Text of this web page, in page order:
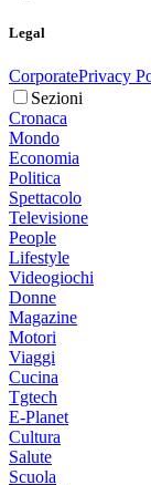
Legal
CorporatePrivacy
Sezioni
Cronaca
Mondo
Economia
Politica
Spettacolo
Televisione
People
Lifestyle
Videogiochi
Donne
Magazine
Motori
Viaggi
Cucina
Tgtech
E-Planet
Cultura
Salute
Scuola